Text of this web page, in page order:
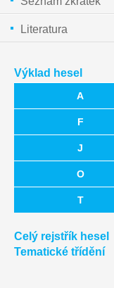
Literatura
Výklad hesel
A
F
J
O
T
Celý rejstřík hesel
Tematické třídění